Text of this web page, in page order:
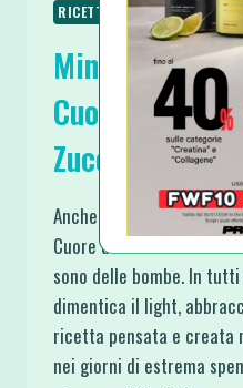
RICETTE SENZA ZUCCHERO
Mini
Cuore di
Zucchero
Anche se si chiamano
Cuore di Panna Senza
sono delle bombe. In
dimentica il light,
ricetta pensata e creata
nei giorni di estrema